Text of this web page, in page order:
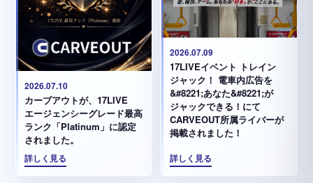
2026.07.10
カーブアウトが、17LIVE
エージェンシーグレード最高
ランク「Platinum」に認定
されました。
詳しく見る
2026.07.09
17LIVEイベント トレイン
ジャック！ 電車内広告を
&#8221;あなた&#8221;が
ジャックできる！にて
CARVEOUT所属ライバーが
掲載されました！
詳しく見る